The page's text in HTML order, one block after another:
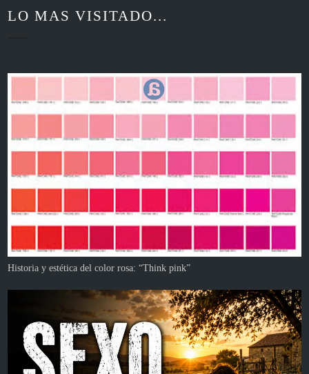
LO MAS VISITADO...
Historia y estética del color rosa: “Think pink”